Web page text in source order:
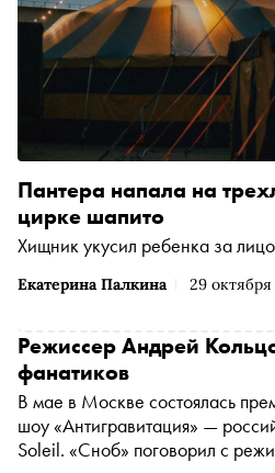
Екатерина Палкина 29
Пантера напала на
цирке шапито
Хищник укусил ребенка за
Режиссер Андрей
фанатиков
В мае в Москве состоялась
шоу «Антигравитация» —
Soleil. «Сноб» поговорил с